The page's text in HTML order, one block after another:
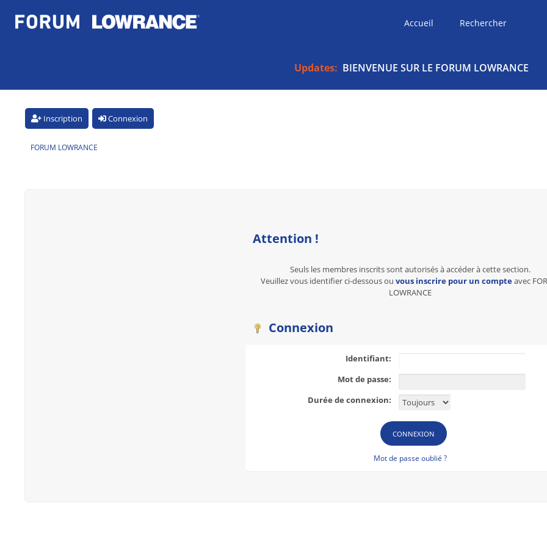
Accueil Rechercher
Updates: BIENVENUE SUR LE FORUM LOWRANCE
Inscription Connexion
FORUM LOWRANCE
Attention !
Seuls les membres inscrits sont autorisés à accéder à cette section.
Veuillez vous identifier ci-dessous ou vous inscrire pour un compteavec
LOWRANCE
Connexion
Identifiant:
Mot de passe:
Durée de connexion:
Mot de passe oublié ?